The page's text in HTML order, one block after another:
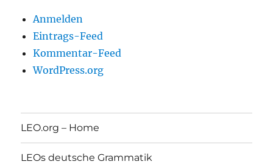
Anmelden
Eintrags-Feed
Kommentar-Feed
WordPress.org
LEO.org – Home
LEOs deutsche Grammatik